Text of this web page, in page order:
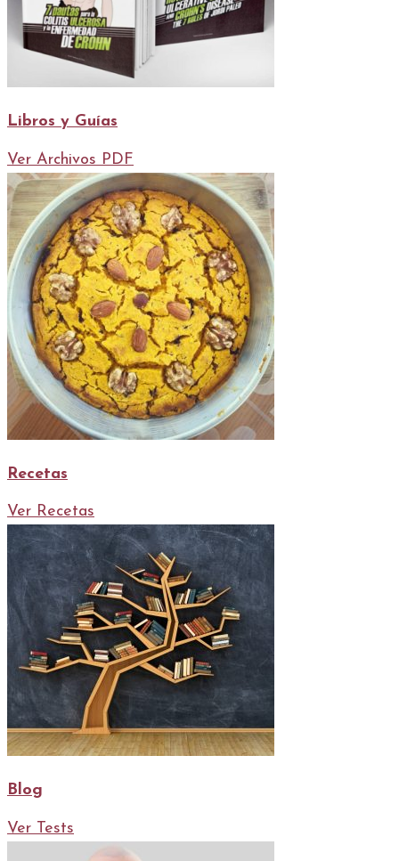
Libros y Guías
Ver Archivos PDF
Recetas
Ver Recetas
Blog
Ver Tests